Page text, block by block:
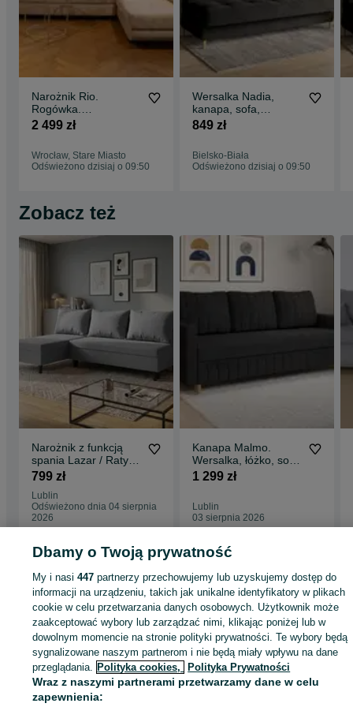
Narożnik Rio.
Rogówka.
Regulowane
zagłówki. Sztruks!
2 499 zł
Wrocław, Stare Miasto
Odświeżono dzisiaj o 09:50
Wersalka Nadia,
kanapa, sofa,
tapczan, łóżko.
Sprężyny! Szybka
849 zł
Bielsko-Biała
Odświeżono dzisiaj o 09:50
Zobacz też
Narożnik z funkcją
spania Lazar / Raty /
Szybka dostawa!
799 zł
Lublin
Odświeżono dnia 04 sierpnia
2026
Kanapa Malmo.
Wersalka, łóżko, sofa.
Automat DL, funkcja
spania!
1 299 zł
Lublin
03 sierpnia 2026
Sofy i kanapy - Lublin
KATEGORIA
ID:1003653545 Wyświetlenia:
Dbamy o Twoją prywatność
My i nasi447 partnerzy przechowujemy lub uzyskujemy dostęp do
informacji na urządzeniu, takich jak unikalne identyfikatory w plikach
cookie w celu przetwarzania danych osobowych. Użytkownik może
zaakceptować wybory lub zarządzać nimi, klikając poniżej lub w
dowolnym momencie na stronie polityki prywatności. Te wybory będą
sygnalizowane naszym partnerom i nie będą miały wpływu na dane
przeglądania. Polityka cookies, Polityka Prywatności
Wraz z naszymi partnerami przetwarzamy dane w celu
zapewnienia: